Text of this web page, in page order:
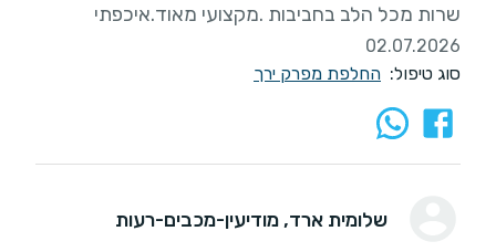
שרות מכל הלב בחביבות .מקצועי מאוד.איכפתי
02.07.2026
סוג טיפול: החלפת מפרק ירך
שלומית ארד, מודיעין-מכבים-רעות